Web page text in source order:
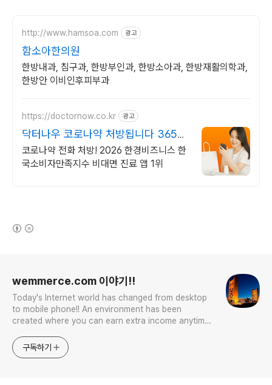
http://www.hamsoa.com 광고
함소아한의원
한방내과, 침구과, 한방부인과, 한방소아과, 한방재활의학과,
한방안 이비인후피부과
https://doctornow.co.kr 광고
닥터나우 코로나약 처방됩니다 365일
24시간 진료가능
코로나약 전화 처방! 2026 한경비즈니스 한
국소비자만족지수 비대면 진료 앱 1위
wemmerce.com 이야기!!
Today's Internet world has changed from desktop
to mobile phone!! An environment has been
created where you can earn extra income anytime,
competition. Now let’s turn our eyes to the world!
You can enter
구독하기